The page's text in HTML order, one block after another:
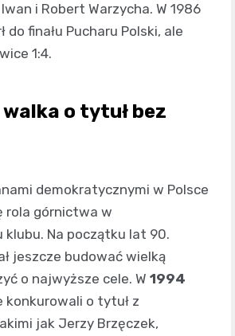
i Robert Warzycha. W 1986
do finału Pucharu Polski, ale
1:4.
o tytuł bez
demokratycznymi w Polsce
rola górnictwa w
klubu. Na początku lat 90.
jeszcze budować wielką
o najwyższe cele. W 1994
konkurowali o tytuł z
jak Jerzy Brzęczek,